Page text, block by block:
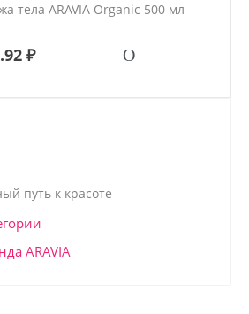
тела ARAVIA Organic 500 мл
₽
путь к красоте
ARAVIA